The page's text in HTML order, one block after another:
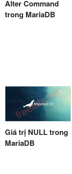
Alter Command
trong MariaDB
Giá trị NULL trong
MariaDB